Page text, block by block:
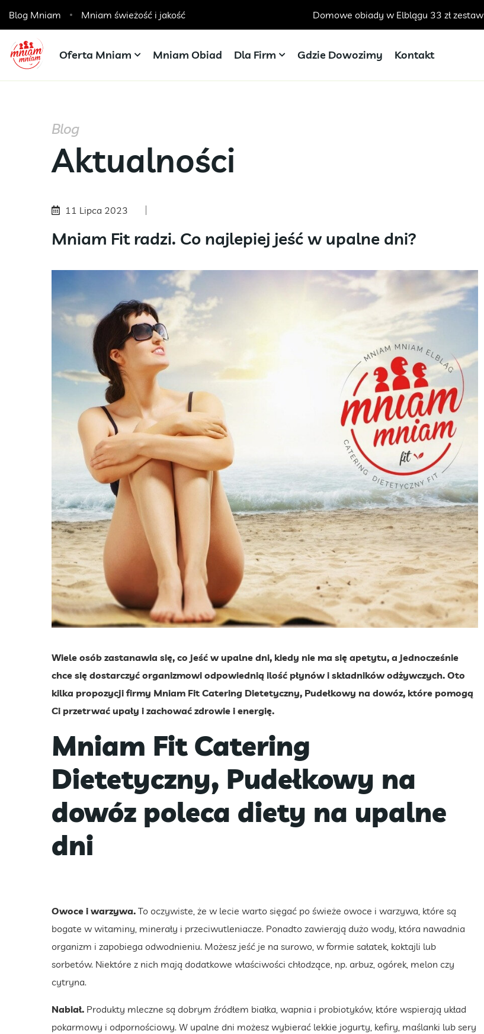
Blog Mniam Mniam świeżość i jakość
Catering dla szkół, przedszkoli i żłobków Domowe obiady w Elblągu 33 zł zestaw
Oferta Mniam Mniam Obiad Dla Firm Gdzie Dowozimy Kontakt
Blog
Aktualności
11 Lipca 2023
Mniam Fit radzi. Co najlepiej jeść w upalne dni?
Wiele osób zastanawia się, co jeść w upalne dni, kiedy nie ma się apetytu, a jednocześnie
chce się dostarczyć organizmowi odpowiednią ilość płynów i składników odżywczych. Oto
kilka propozycji firmy Mniam Fit Catering Dietetyczny, Pudełkowy na dowóz, które pomogą
Ci przetrwać upały i zachować zdrowie i energię.
Mniam Fit Catering
Dietetyczny, Pudełkowy na
dowóz poleca diety na upalne
dni
Owoce i warzywa. To oczywiste, że w lecie warto sięgać po świeże owoce i warzywa, które są
bogate w witaminy, minerały i przeciwutleniacze. Ponadto zawierają dużo wody, która nawadnia
organizm i zapobiega odwodnieniu. Możesz jeść je na surowo, w formie sałatek, koktajli lub
sorbetów. Niektóre z nich mają dodatkowe właściwości chłodzące, np. arbuz, ogórek, melon czy
cytryna.
Nabiał. Produkty mleczne są dobrym źródłem białka, wapnia i probiotyków, które wspierają układ
pokarmowy i odpornościowy. W upalne dni możesz wybierać lekkie jogurty, kefiry, maślanki lub sery